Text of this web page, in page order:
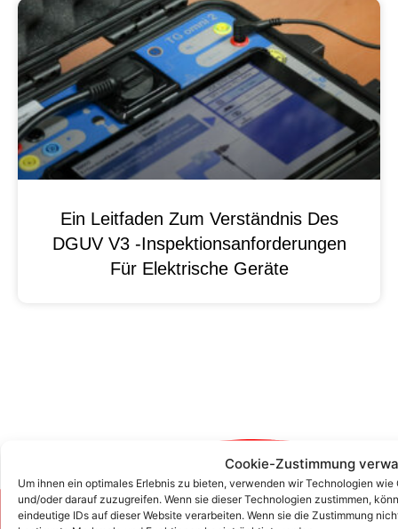
Cookie-Zustimmung
Um ihnen ein optimales Erlebnis zu bieten, verwenden wir Technologien
und/oder darauf zuzugreifen. Wenn sie dieser Technologien zustimmen,
eindeutige IDs auf dieser Website verarbeiten. Wenn sie die Zustimmung
Ein Leitfaden Zum Verständnis Des
DGUV V3 -Inspektionsanforderungen
Für Elektrische Geräte
Zum Kontaktformular